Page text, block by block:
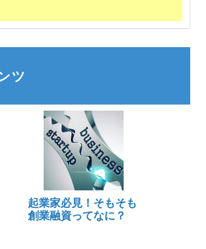
ツ
起業家必見！そもそも
創業融資ってなに？